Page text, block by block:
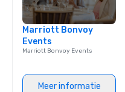
Marriott Bonvoy
Events
Marriott Bonvoy Events
Meer informatie